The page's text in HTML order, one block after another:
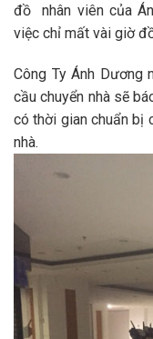
đồ nhân viên của
việc chỉ mất vài giờ
Công Ty Ánh Dương
cầu chuyển nhà sẽ
có thời gian chuẩn bị
nhà.